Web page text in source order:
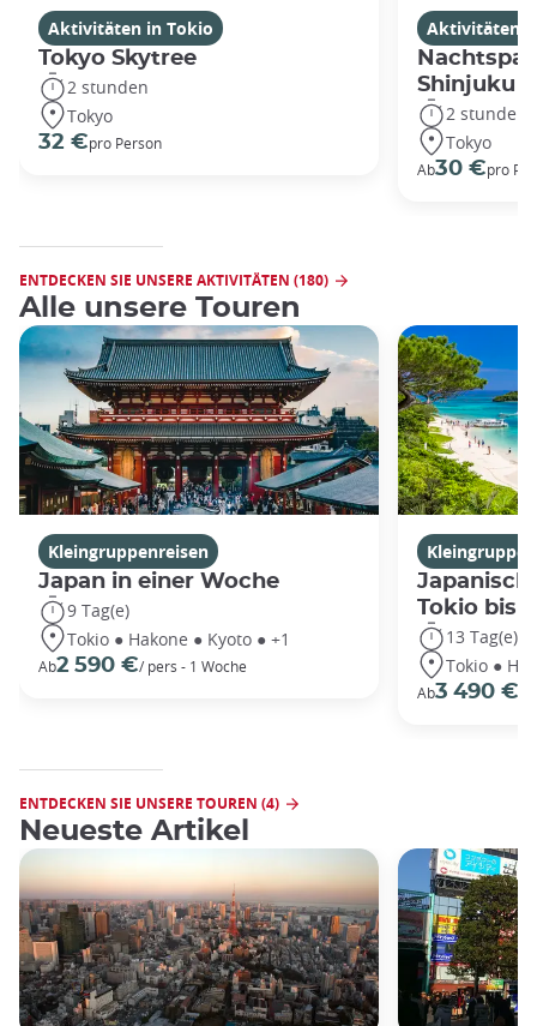
Aktivitäten in Tokio
Tokyo Skytree
2 stunden
Tokyo
32 €pro Person
Aktivitäten
Shinjuku
2 stunden
Tokyo
Ab30 €pro
ENTDECKEN SIE UNSERE AKTIVITÄTEN (180)
Alle unsere Touren
Kleingruppenreisen
Japan in einer Woche
9 Tag(e)
Tokio ● Hakone ● Kyoto ● +1
Ab2 590 €/ pers - 1 Woche
Tokio bis
13 Tag(e)
Tokio ●
Ab3 490 €
ENTDECKEN SIE UNSERE TOUREN (4)
Neueste Artikel